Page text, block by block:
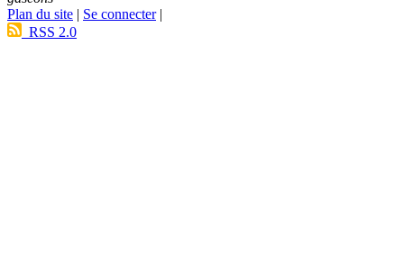
Plan du site | Se connecter|
RSS 2.0